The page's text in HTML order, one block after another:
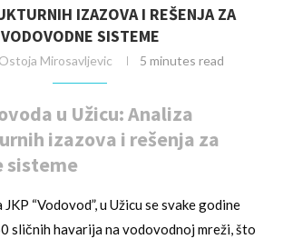
IZAZOVA I REŠENJA ZA
VODOVODNE SISTEME
Ostoja Mirosavljevic 5 minutes read
u Užicu: Analiza
izazova i rešenja za
sisteme
“Vodovod”, u Užicu se svake godine
sličnih havarija na vodovodnoj mreži, što